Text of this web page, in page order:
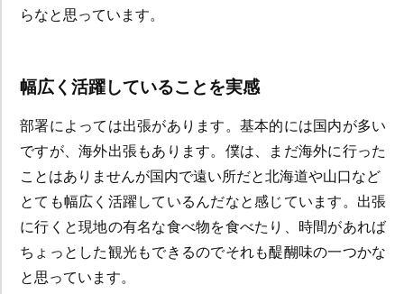
らなと思っています。
幅広く活躍していることを実感
部署によっては出張があります。基本的には国内が多い
ですが、海外出張もあります。僕は、まだ海外に行った
ことはありませんが国内で遠い所だと北海道や山口など
とても幅広く活躍しているんだなと感じています。出張
に行くと現地の有名な食べ物を食べたり、時間があれば
ちょっとした観光もできるのでそれも醍醐味の一つかな
と思っています。